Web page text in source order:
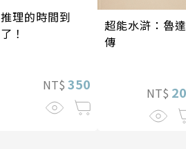
推理的時間到
了！
NT$ 350
超能水滸：魯達
傳
NT$